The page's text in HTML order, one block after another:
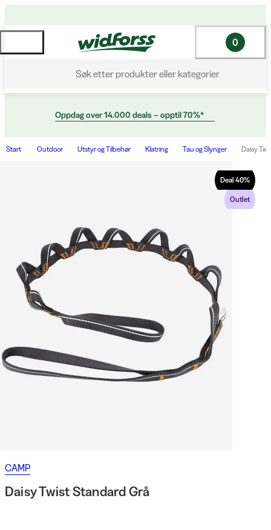
Søk etter produkter eller kategorier
0
Oppdag over 14.000 deals – opptil 70%*
Start Outdoor Utstyr og Tilbehør Klatring Tau og Slynger Daisy
Deal 40%
Outlet
CAMP
Daisy Twist Standard Grå